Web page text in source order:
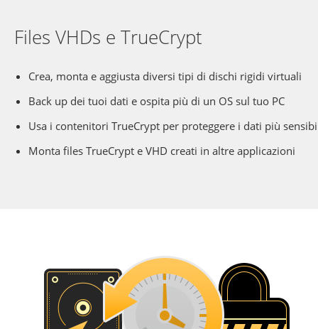
Files VHDs e TrueCrypt
Crea, monta e aggiusta diversi tipi di dischi rigidi virtuali
Back up dei tuoi dati e ospita più di un OS sul tuo PC
Usa i contenitori TrueCrypt per proteggere i dati più
Monta files TrueCrypt e VHD creati in altre applicazioni